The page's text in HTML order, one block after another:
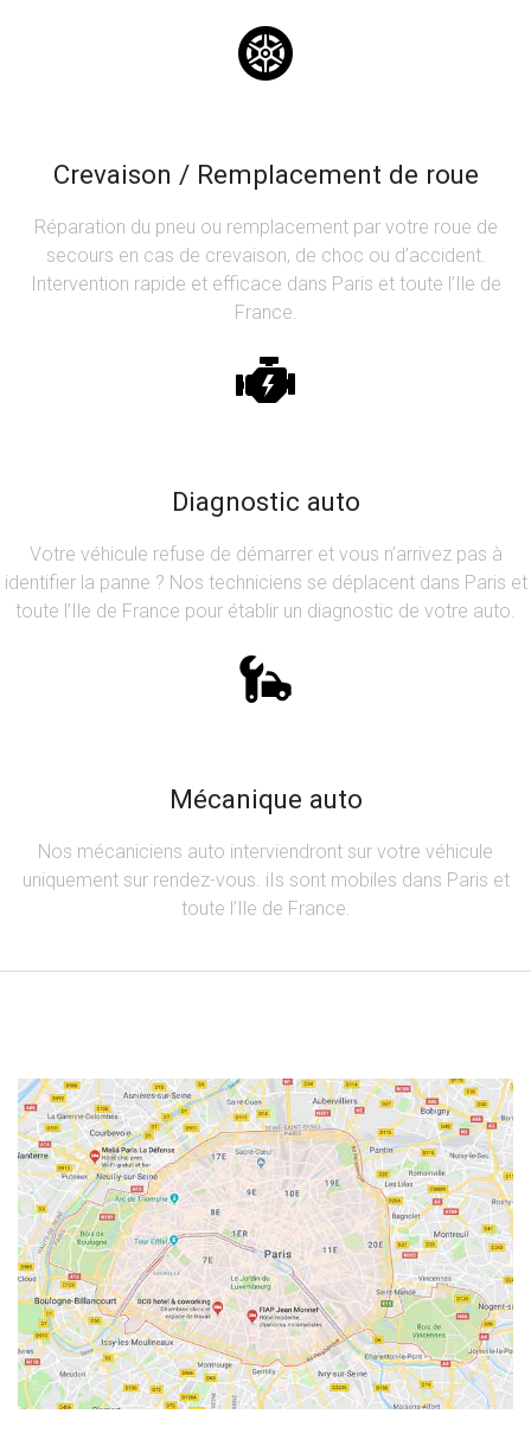
Crevaison / Remplacement de roue
Réparation du pneu ou remplacement par votre roue de
secours en cas de crevaison, de choc ou d’accident.
Intervention rapide et efficace dans Paris et toute l’Ile de
France.
Diagnostic auto
Votre véhicule refuse de démarrer et vous n’arrivez pas à
identifier la panne ? Nos techniciens se déplacent dans Paris et
toute l’Ile de France pour établir un diagnostic de votre auto.
Mécanique auto
Nos mécaniciens auto interviendront sur votre véhicule
uniquement sur rendez-vous. iIs sont mobiles dans Paris et
toute l’Ile de France.